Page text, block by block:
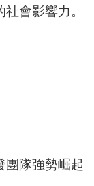
會影響力。
團隊強勢崛起